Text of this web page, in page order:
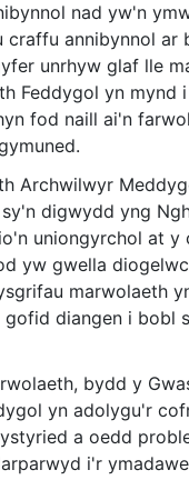
nad yw'n
craffu annibynnol ar
unrhyw glaf lle
Feddygol yn mynd
fod naill ai'n
Archwilwyr
digwydd yng
uniongyrchol at y
yw gwella
marwolaeth
diangen i bobl
bydd y
yn adolygu'r
a oedd
i'r